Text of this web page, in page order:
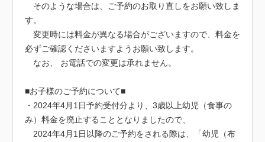
そのような場合は、ご予約のお取り直しをお願い致しま
す。
変更時には料金が異なる場合がございますので、料金を
必ずご確認くださいますようお願い致します。
なお、 お電話での変更は承れません。
■お子様のご予約について■
・2024年4月1日予約受付分より、3歳以上幼児（食事の
み）料金を廃止することとなりましたので、
2024年4月1日以降のご予約をされる際は、「幼児（布